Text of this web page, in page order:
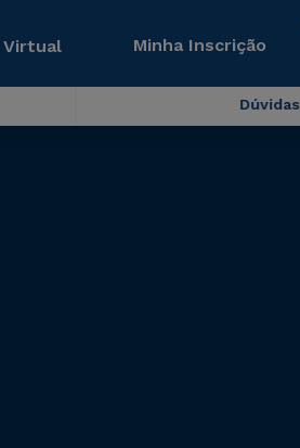
Virtual Minha Inscrição
Dúvidas